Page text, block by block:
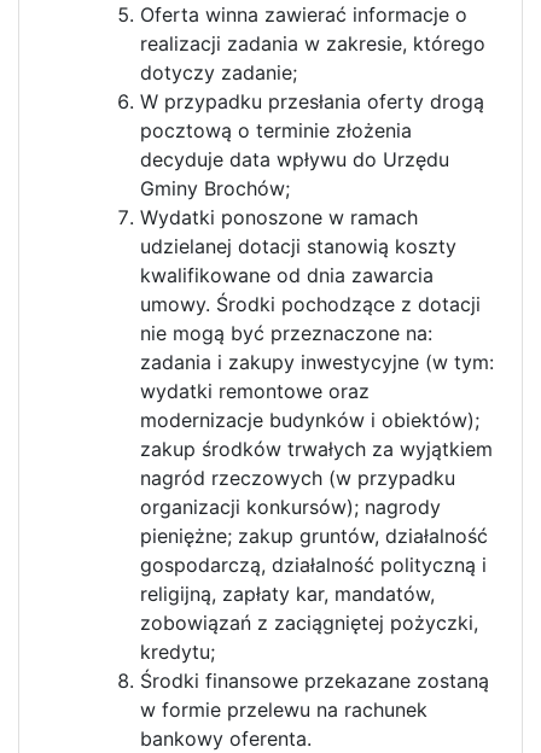
Oferta winna zawierać informacje o
realizacji zadania w zakresie, którego
dotyczy zadanie;
W przypadku przesłania oferty drogą
pocztową o terminie złożenia
decyduje data wpływu do Urzędu
Gminy Brochów;
Wydatki ponoszone w ramach
udzielanej dotacji stanowią koszty
kwalifikowane od dnia zawarcia
umowy. Środki pochodzące z dotacji
nie mogą być przeznaczone na:
zadania i zakupy inwestycyjne (w tym:
wydatki remontowe oraz
modernizacje budynków i obiektów);
zakup środków trwałych za wyjątkiem
nagród rzeczowych (w przypadku
organizacji konkursów); nagrody
pieniężne; zakup gruntów, działalność
gospodarczą, działalność polityczną i
religijną, zapłaty kar, mandatów,
zobowiązań z zaciągniętej pożyczki,
kredytu;
Środki finansowe przekazane zostaną
w formie przelewu na rachunek
bankowy oferenta.